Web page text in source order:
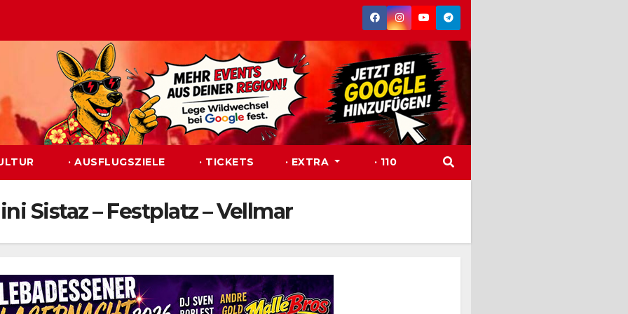
· AUSFLUGSZIELE · TICKETS · EXTRA · 110
Sistaz – Festplatz – Vellmar